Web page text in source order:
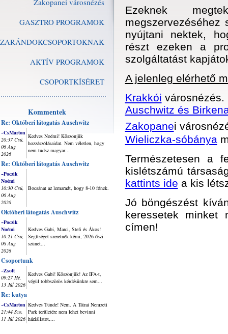
Zakopanei városnézés
GASZTRO PROGRAMOK
ZARÁNDOKCSOPORTOKNAK
AKTÍV PROGRAMOK
CSOPORTKÍSÉRET
Kommentek
Re: Októberi látogatás Auschwitz
~CsMarton
20:37 Csü,
06 Aug
2026
Kedves Noémi! Köszönjük
hozzászólásaidat. Nem véletlen, hogy
nem tudsz magyar...
Re: Októberi látogatás Auschwitz
~Poczik
Noémi
10:30 Csü,
06 Aug
2026
Bocsánat az lemaradt, hogy 8-10 főnek.
Októberi látogatás Auschwitz
~Poczik
Noémi
10:21 Csü,
06 Aug
2026
Kedves Gabi, Marci, Stefi és Ákos!
Segítséget szeretnék kérni, 2026 őszi
szünet...
Csoportunk
~Zsolt
09:27 Hé,
13 Júl 2026
Kedves Gabi! Köszönjük! Az IFA-t,
végül többszörös kérdésünkre sem...
Re: kutya
~CsMarton
21:44 Szo,
11 Júl 2026
Kedves Tünde! Nem. A Tátrai Nemzeti
Park területére nem lehet bevinni
háziállatot,...
Ezeknek
megszervezéséhez
nyújtani nektek,
részt ezeken a
szolgáltatást
A jelenleg elérhető
Krakkói városnézés.
Auschwitz és
Zakopanei
Wieliczka-sóbánya
Természetesen a
kislétszámú
kattints ide a kis
Jó böngészést
keressetek
címen!